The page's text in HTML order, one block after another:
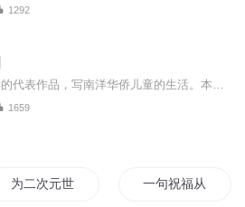
1292
1659
为二次元世界献上祝福 一句祝福从此不见